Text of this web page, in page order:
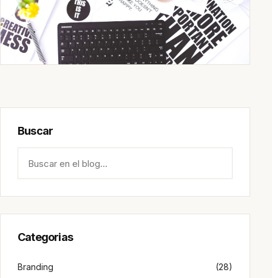
Buscar
Categorias
Branding (28)